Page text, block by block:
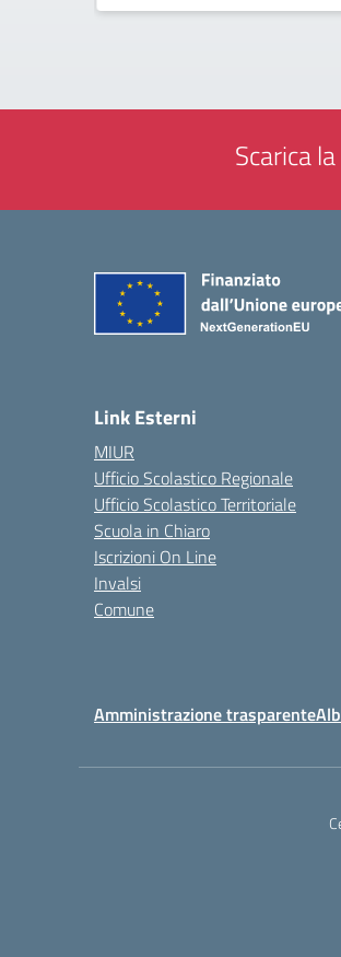
Scarica
Link Esterni
MIUR
Ufficio Scolastico Regionale
Ufficio Scolastico Territoriale
Scuola in Chiaro
Iscrizioni On Line
Invalsi
Comune
Amministrazione trasparente